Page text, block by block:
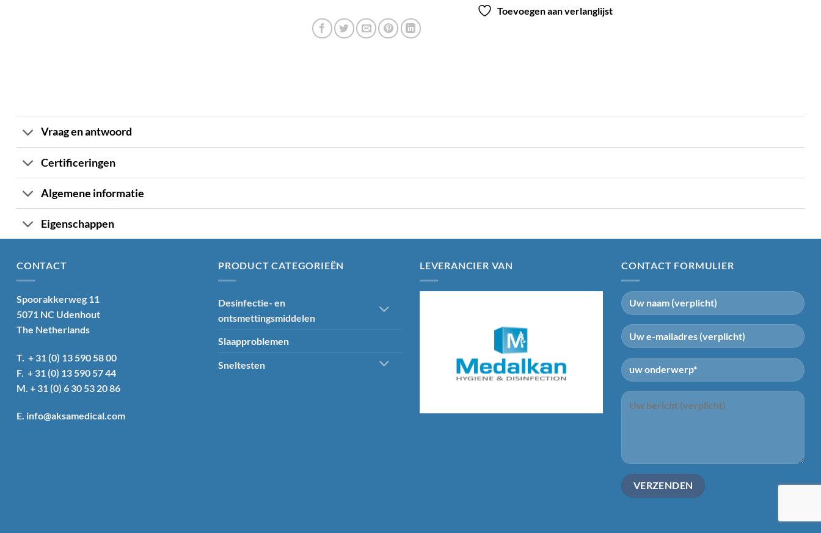
Toevoegen aan verlanglijst
Vraag en antwoord
Certificeringen
Algemene informatie
Eigenschappen
CONTACT
Spoorakkerweg 11
5071 NC Udenhout
The Netherlands
T. + 31 (0) 13 590 58 00
F. + 31 (0) 13 590 57 44
M. + 31 (0) 6 30 53 20 86
E. info@aksamedical.com
PRODUCT CATEGORIEËN
Desinfectie- en
ontsmettingsmiddelen
Slaapproblemen
Sneltesten
LEVERANCIER VAN CONTACT FORMULIER